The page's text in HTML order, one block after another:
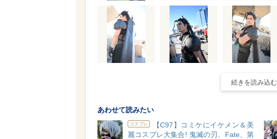
続きを読み込む
あわせて読みたい
コスプレ
【C97】コミケにイケメン＆美
麗コスプレ大集合! 鬼滅の刃、Fate、第